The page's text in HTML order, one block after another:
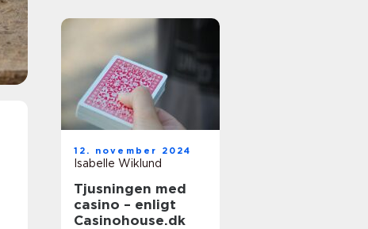
12. november 2024
Isabelle Wiklund
Tjusningen med
casino – enligt
Casinohouse.dk